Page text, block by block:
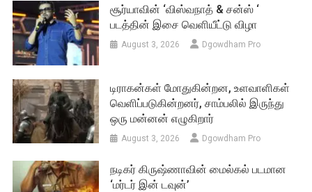
சூர்யாவின் ‘விஸ்வநாத் & சன்ஸ் ‘
படத்தின் இசை வெளியீட்டு விழா
August 3, 2026 Dgowdham Pro
டிராகன்கள் மோதுகின்றன, உளவாளிகள்
வெளிப்படுகின்றனர், சாம்பலில் இருந்து
ஒரு மன்னன் எழுகிறார்
August 3, 2026 Dgowdham Pro
நடிகர் கிருஷ்ணாவின் மைல்கல் படமான
‘மர்டர் இன் டவுன்’